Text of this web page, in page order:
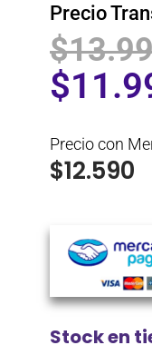
Precio
$
$
Precio con
$12.590
Stock en